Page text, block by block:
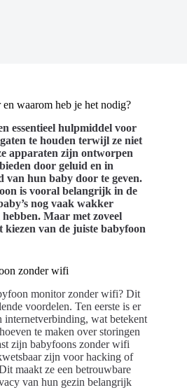
waarom heb je het nodig?
essentieel hulpmiddel voor
te houden terwijl ze niet
apparaten zijn ontworpen
door geluid en in
van hun baby door te geven.
is vooral belangrijk in de
nog vaak wakker
Maar met zoveel
van de juiste babyfoon
zonder wifi
monitor zonder wifi? Dit
voordelen. Ten eerste is er
internetverbinding, wat betekent
te maken over storingen
zijn babyfoons zonder wifi
zijn voor hacking of
maakt ze een betrouwbare
van hun gezin belangrijk